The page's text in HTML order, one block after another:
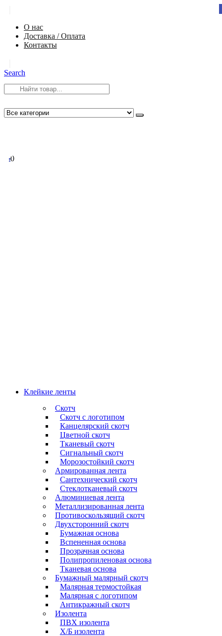
О нас
Доставка / Оплата
Контакты
Search
00
Клейкие ленты
Скотч
Скотч с логотипом
Канцелярский скотч
Цветной скотч
Тканевый скотч
Сигнальный скотч
Морозостойкий скотч
Армированная лента
Сантехнический скотч
Стеклотканевый скотч
Алюминиевая лента
Металлизированная лента
Противоскользящий скотч
Двухсторонний скотч
Бумажная основа
Вспененная основа
Прозрачная основа
Полипропиленовая основа
Тканевая основа
Бумажный малярный скотч
Малярная термостойкая
Малярная с логотипом
Антикражный скотч
Изолента
ПВХ изолента
Х/Б изолента